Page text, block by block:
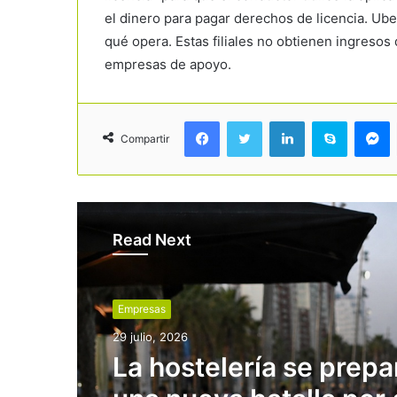
el dinero para pagar derechos de licencia.
qué opera. Estas filiales no obtienen
empresas de apoyo.
Compartir
Read Next
Empresas
29 julio, 2026
La hostelería se